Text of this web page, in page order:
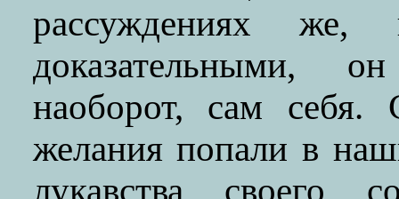
рассуждениях же,
доказательными,
наоборот, сам себя.
желания попали в
лукавства своего